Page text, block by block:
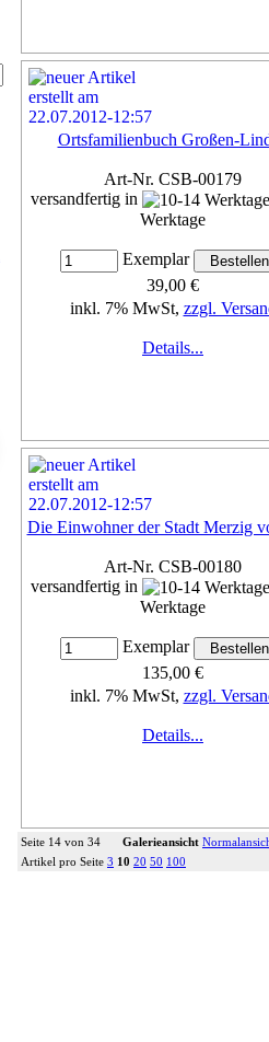
Ortsfamilienbuch Großen-
Art-Nr. CSB-00179
versandfertig in
Werktage
Exemplar
39,00 €
inkl. 7% MwSt, zzgl.
Details...
Die Einwohner der Stadt Merzig
Art-Nr. CSB-00180
versandfertig in
Werktage
Exemplar
135,00 €
inkl. 7% MwSt, zzgl.
Details...
Seite 14 von 34 Galerieansicht
Artikel pro Seite 3 10 20 50 100